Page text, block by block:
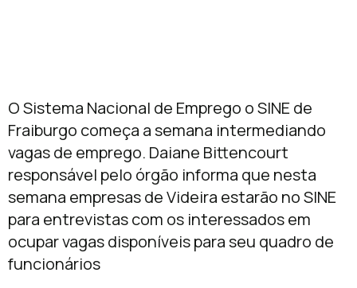
O Sistema Nacional de Emprego o SINE de
Fraiburgo começa a semana intermediando
vagas de emprego. Daiane Bittencourt
responsável pelo órgão informa que nesta
semana empresas de Videira estarão no SINE
para entrevistas com os interessados em
ocupar vagas disponíveis para seu quadro de
funcionários